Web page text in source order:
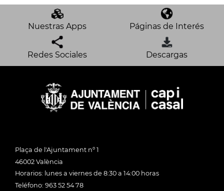
Nuestras Apps Páginas de Interés
Redes Sociales Descargas
Plaça de l'Ajuntament nº 1
46002 València
Horarios: lunes a viernes de 8:30 a 14:00 horas
Teléfono: 963 52 54 78